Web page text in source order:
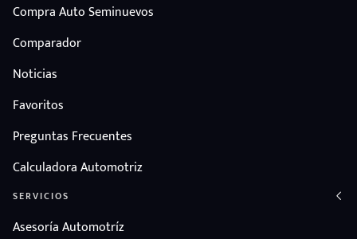
Compra Auto Seminuevos
Comparador
Noticias
Favoritos
Preguntas Frecuentes
Calculadora Automotriz
SERVICIOS
Asesoría Automotríz